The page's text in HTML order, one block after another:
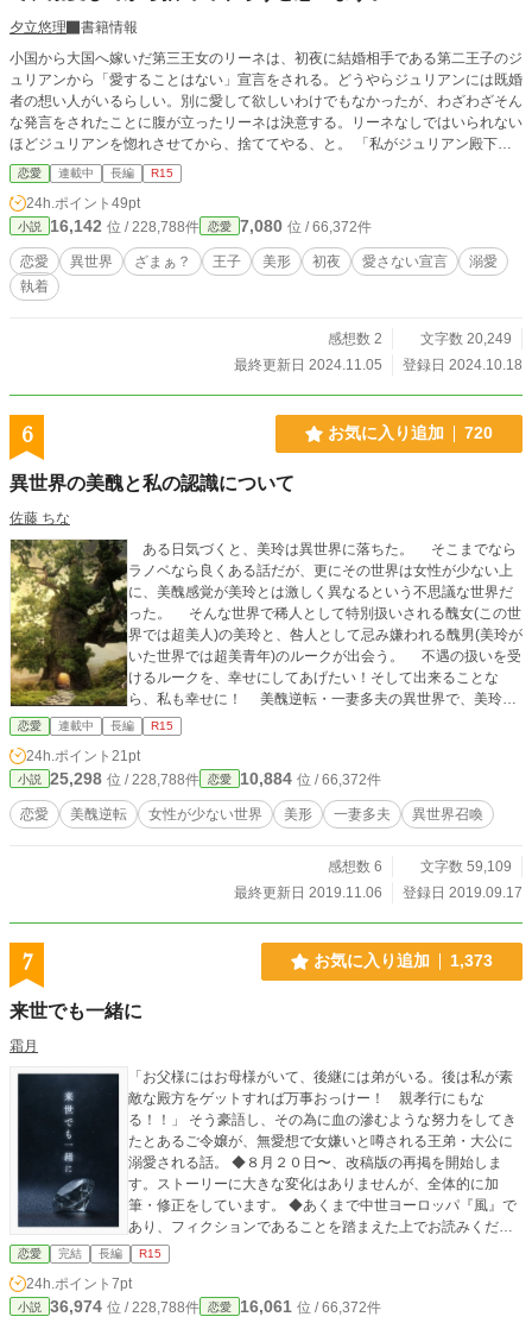
夕立悠理
書籍情報
小国から大国へ嫁いだ第三王女のリーネは、初夜に結婚相手である第二王子のジ
ュリアンから「愛することはない」宣言をされる。どうやらジュリアンには既婚
者の想い人がいるらしい。別に愛して欲しいわけでもなかったが、わざわざそん
な発言をされたことに腹が立ったリーネは決意する。リーネなしではいられない
ほどジュリアンを惚れさせてから、捨ててやる、と。 「私がジュリアン殿下に
望むことはひとつだけ。あなたを愛することを、許して欲しいのです」 ジュ
リアンを後悔で泣かせることを目標に、宣言通り、ジュリアンを溺愛するリー
ネ。 その思惑通り、ジュリアンは徐々にリーネに心を傾けるようになる
が……。 ※小説家になろう様にも掲載しています
恋愛 連載中 長編 R15
24h.ポイント 49pt
小説 16,142 位 / 228,788件 恋愛 7,080 位 / 66,372件
恋愛 異世界 ざまぁ？ 王子 美形 初夜 愛さない宣言
溺愛
執着
感想数 2
文字数 20,249
最終更新日 2024.11.05
登録日 2024.10.18
6 お気に入り追加 720
異世界の美醜と私の認識について
佐藤 ちな
ある日気づくと、美玲は異世界に落ちた。 そこまでなら
ラノベなら良くある話だが、更にその世界は女性が少ない上
に、美醜感覚が美玲とは激しく異なるという不思議な世界だ
った。 そんな世界で稀人として特別扱いされる醜女(この世
界では超美人)の美玲と、咎人として忌み嫌われる醜男(美玲が
いた世界では超美青年)のルークが出会う。 不遇の扱いを受
けるルークを、幸せにしてあげたい！そして出来ることな
ら、私も幸せに！ 美醜逆転・一妻多夫の異世界で、美玲の
迷走が始まる。 ＊ 話の展開に伴い、あらすじを変更させて頂
きました。
恋愛 連載中 長編 R15
24h.ポイント 21pt
小説 25,298 位 / 228,788件 恋愛 10,884 位 / 66,372件
恋愛 美醜逆転 女性が少ない世界 美形 一妻多夫 異世界召喚
感想数 6
文字数 59,109
最終更新日 2019.11.06
登録日 2019.09.17
7 お気に入り追加 1,373
来世でも一緒に
霜月
「お父様にはお母様がいて、後継には弟がいる。後は私が素
敵な殿方をゲットすれば万事おっけー！ 親孝行にもな
る！！」 そう豪語し、その為に血の滲むような努力をしてき
たとあるご令嬢が、無愛想で女嫌いと噂される王弟・大公に
溺愛される話。 ◆８月２０日〜、改稿版の再掲を開始しま
す。ストーリーに大きな変化はありませんが、全体的に加
筆・修正をしています。 ◆あくまで中世ヨーロッパ『風』で
あり、フィクションであることを踏まえた上でお読みくださ
い。 ◆Ｒ１５設定は保険です。 本編に本番シーンは出て来ま
せんが、ちょいエロぐらいは書けている…はず。 ※Ｒ１８な
お話は、本編終了後に番外編として上げていきますので、よ
ろしくお願いします。 【お礼と謝罪】 色々とありまして、ど
恋愛 完結 長編 R15
24h.ポイント 7pt
小説 36,974 位 / 228,788件 恋愛 16,061 位 / 66,372件